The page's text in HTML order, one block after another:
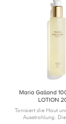
Maria Galland
LOTION
Tonisiert die Haut
Ausstrahlung.